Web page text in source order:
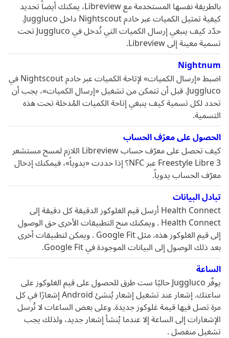
بالطريقة نفسها المستخدمة مع Libreview، يمكنك أيضاً تحديد
كيفية تمثيل الكميات عبر خادم Nightscout داخل Juggluco.
حدّد كيف ينبغي إرسال الكميات التي تُدخل في Juggluco تحت
تسمية معينة إلى Libreview.
Nightnum
اضبط «إرسال الكميات» لإتاحة الكميات عبر خادم Nightscout في
Juggluco. قبل أن تتمكن من تشغيل «إرسال الكميات»، يجب أن
تحدد لكل تسمية كيف ينبغي إتاحة الكميات المُدخلة تحت هذه
التسمية.
الحصول على معرّف الحساب
كيف تحصل على معرّف حساب Libreview اللازم لمسح مستشعر
Freestyle Libre 3 عبر NFC؟ إذا حددت «يدوياً»، فيمكنك إدخال
معرّف الحساب يدوياً.
تبادل البيانات
Health Connect أرسل قيم الغلوكوز الدقيقة كل دقيقة إلى
Health Connect . ويمكنك منح التطبيقات الأخرى حق الوصول
إلى قيم الغلوكوز هذه، مثل Google Fit . ويمكن لتطبيقات أخرى
بعد ذلك الوصول إلى البيانات الموجودة في Google Fit.
الساعة
يوفّر Juggluco حاليًا ست طرق للحصول على قيم الغلوكوز على
ساعتك. إشعار عند تشغيل إشعار يُنشئ Android إشعارًا في كل
مرة تصل فيها قيمة غلوكوز جديدة. وعلى بعض الساعات لا تُرسل
الإشعارات إلى الساعة إلا عندما يُنشأ إشعار جديد، ولذلك يجب
تشغيل منفصل .